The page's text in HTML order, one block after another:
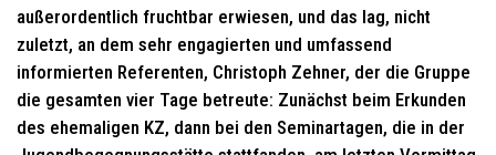
außerordentlich fruchtbar erwiesen, und das lag, nicht
zuletzt, an dem sehr engagierten und umfassend
informierten Referenten, Christoph Zehner, der die Gruppe
die gesamten vier Tage betreute: Zunächst beim Erkunden
des ehemaligen KZ, dann bei den Seminartagen, die in der